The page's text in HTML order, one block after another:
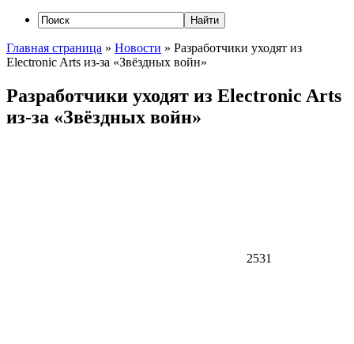
Главная страница » Новости » Разработчики уходят из
Electronic Arts из-за «Звёздных войн»
Разработчики уходят из Electronic Arts
из-за «Звёздных войн»
2531